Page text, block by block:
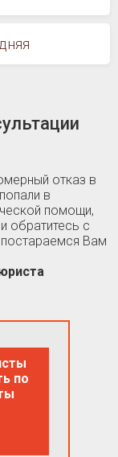
отказ в
в
помощи,
обратитесь с
Вам
по